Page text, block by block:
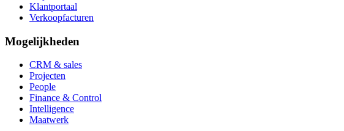
Klantportaal
Verkoopfacturen
Mogelijkheden
CRM & sales
Projecten
People
Finance & Control
Intelligence
Maatwerk